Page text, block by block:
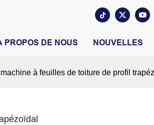
PROPOS DE NOUS NOUVELLES
machine à feuilles de toiture de profil